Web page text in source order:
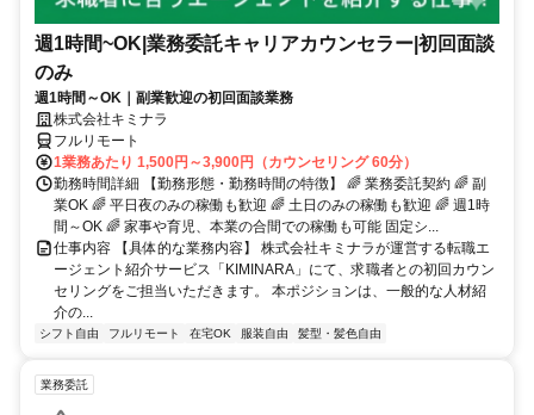
週1時間~OK|業務委託キャリアカウンセラー|初回面談
のみ
週1時間～OK｜副業歓迎の初回面談業務
株式会社キミナラ
フルリモート
1業務あたり 1,500円～3,900円（カウンセリング 60分）
勤務時間詳細 【勤務形態・勤務時間の特徴】 🌈 業務委託契約 🌈 副
業OK 🌈 平日夜のみの稼働も歓迎 🌈 土日のみの稼働も歓迎 🌈 週1時
間～OK 🌈 家事や育児、本業の合間での稼働も可能 固定シ...
仕事内容 【具体的な業務内容】 株式会社キミナラが運営する転職エ
ージェント紹介サービス「KIMINARA」にて、求職者との初回カウン
セリングをご担当いただきます。 本ポジションは、一般的な人材紹
介の...
シフト自由 フルリモート 在宅OK 服装自由 髪型・髪色自由
業務委託